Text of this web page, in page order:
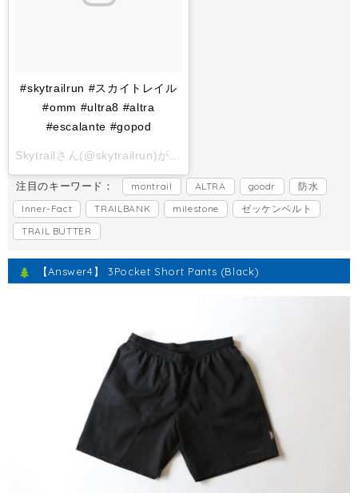
#skytrailrun #スカイトレイル
#omm #ultra8 #altra
#escalante #gopod
Skytrailさん(@skytrailrun)がシェアした投稿 -
注目のキーワード： montrail ALTRA goodr
防水
Inner-Fact
TRAILBANK milestone
ゼッケンベルト
TRAIL BUTTER
【Answer4】 3Pocket Short Pants (Black)